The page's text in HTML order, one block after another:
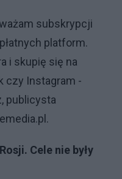
subskrypcji
platform.
i skupię się na
czy Instagram -
publicysta
Cele nie były